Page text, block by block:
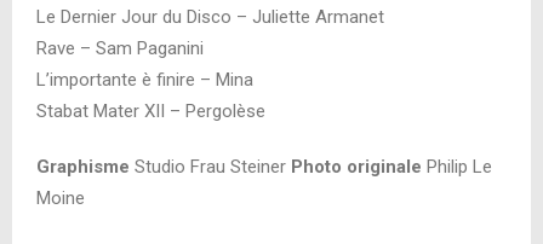
Le Dernier Jour du Disco – Juliette Armanet
Rave – Sam Paganini
L’importante è finire – Mina
Stabat Mater XII – Pergolèse
Graphisme Studio Frau Steiner Photo originale Philip Le
Moine